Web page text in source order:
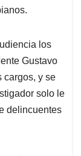
los
Gustavo
cargos, y se
solo le
delincuentes